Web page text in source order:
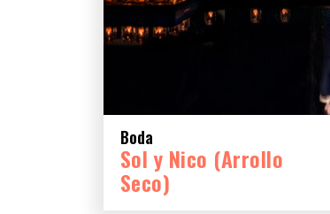
Boda
Sol y Nico (Arrollo
Seco)